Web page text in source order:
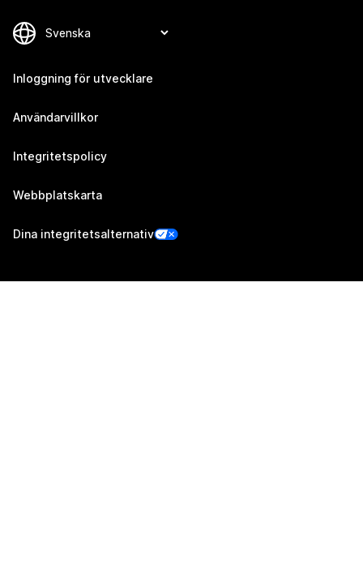
Inloggning för utvecklare
Användarvillkor
Integritetspolicy
Webbplatskarta
Dina integritetsalternativ